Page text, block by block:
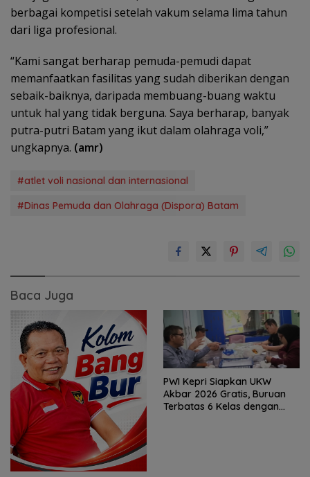
berbagai kompetisi setelah vakum selama lima tahun
dari liga profesional.
“Kami sangat berharap pemuda-pemudi dapat
memanfaatkan fasilitas yang sudah diberikan dengan
sebaik-baiknya, daripada membuang-buang waktu
untuk hal yang tidak berguna. Saya berharap, banyak
putra-putri Batam yang ikut dalam olahraga voli,”
ungkapnya. (amr)
#atlet voli nasional dan internasional
#Dinas Pemuda dan Olahraga (Dispora) Batam
Baca Juga
PWI Kepri Siapkan UKW
Akbar 2026 Gratis, Buruan
Terbatas 6 Kelas dengan